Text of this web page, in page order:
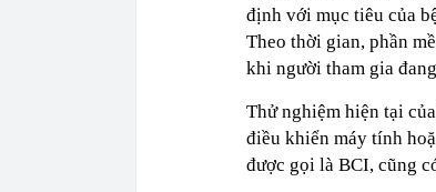
định với mục tiêu của
Theo thời gian, phần
khi người tham gia
Thử nghiệm hiện tại
điều khiển máy tính
được gọi là BCI, cũng